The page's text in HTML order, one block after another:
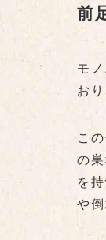
前
モ
お
こ
の
を
や